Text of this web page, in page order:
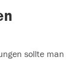
sollte man